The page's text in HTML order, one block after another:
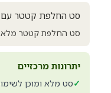
סט החלפת קטטר עם
סט החלפת קטטר מלא
יתרונות מרכזיים
✓סט מלא ומוכן